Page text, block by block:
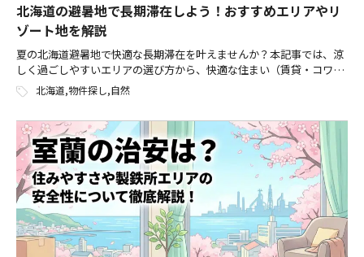
北海道の避暑地で長期滞在しよう！おすすめエリアやリ
ゾート地を解説
夏の北海道避暑地で快適な長期滞在を叶えませんか？本記事では、涼
しく過ごしやすいエリアの選び方から、快適な住まい（賃貸・コワー
キングスペース付き物件など）を見つけるための具体的なコツまで徹
底解説します。猛暑を避けて、北海道の大自然に囲まれた理想のデュ
北海道,物件探し,自然